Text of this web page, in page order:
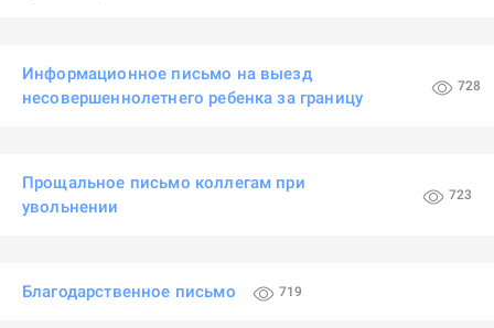
Информационное письмо на выезд
несовершеннолетнего ребенка за границу
728
Прощальное письмо коллегам при
увольнении
723
Благодарственное письмо 719